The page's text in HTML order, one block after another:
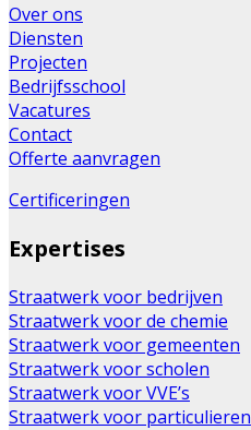
Over ons
Diensten
Projecten
Bedrijfsschool
Vacatures
Contact
Offerte aanvragen
Certificeringen
Expertises
Straatwerk voor bedrijven
Straatwerk voor de chemie
Straatwerk voor gemeenten
Straatwerk voor scholen
Straatwerk voor VVE’s
Straatwerk voor particulieren